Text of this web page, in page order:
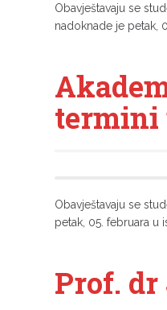
Obavještavaju se
nadoknade je petak,
termini
Obavještavaju se
petak, 05. februara u
Prof.